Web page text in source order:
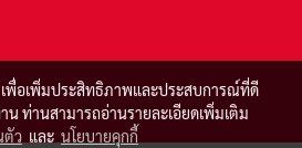
เพื่อเพิ่มประสิทธิภาพและประสบการณ์ที่ดี
น ท่านสามารถอ่านรายละเอียดเพิ่มเติม
ตัว และ นโยบายคุกกี้